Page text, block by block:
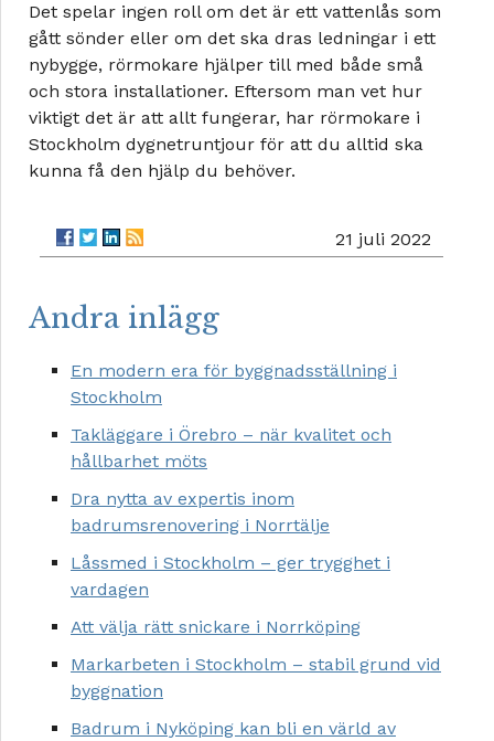
Det spelar ingen roll om det är ett vattenlås som
gått sönder eller om det ska dras ledningar i ett
nybygge, rörmokare hjälper till med både små
och stora installationer. Eftersom man vet hur
viktigt det är att allt fungerar, har rörmokare i
Stockholm dygnetruntjour för att du alltid ska
kunna få den hjälp du behöver.
21 juli 2022
Andra inlägg
En modern era för byggnadsställning i
Stockholm
Takläggare i Örebro – när kvalitet och
hållbarhet möts
Dra nytta av expertis inom
badrumsrenovering i Norrtälje
Låssmed i Stockholm – ger trygghet i
vardagen
Att välja rätt snickare i Norrköping
Markarbeten i Stockholm – stabil grund vid
byggnation
Badrum i Nyköping kan bli en värld av